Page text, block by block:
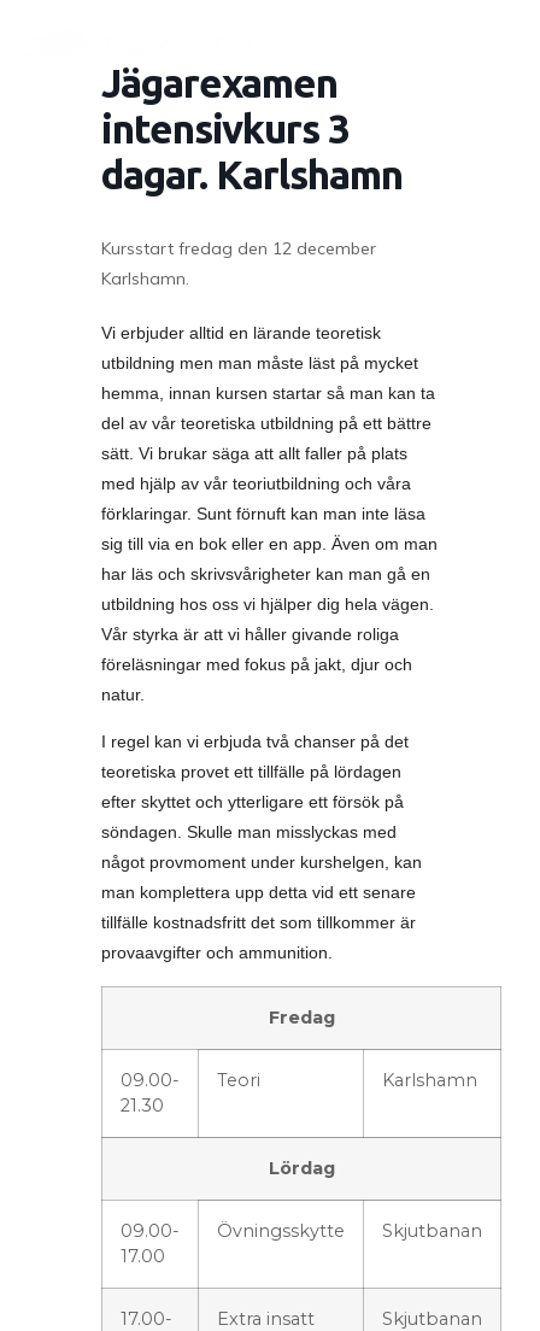
Jägarexamen
intensivkurs 3
dagar. Karlshamn
Kursstart fredag den 12 december
Karlshamn.
Vi erbjuder alltid en lärande teoretisk
utbildning men man måste läst på mycket
hemma, innan kursen startar så man kan ta
del av vår teoretiska utbildning på ett bättre
sätt. Vi brukar säga att allt faller på plats
med hjälp av vår teoriutbildning och våra
förklaringar. Sunt förnuft kan man inte läsa
sig till via en bok eller en app. Även om man
har läs och skrivsvårigheter kan man gå en
utbildning hos oss vi hjälper dig hela vägen.
Vår styrka är att vi håller givande roliga
föreläsningar med fokus på jakt, djur och
natur.
I regel kan vi erbjuda två chanser på det
teoretiska provet ett tillfälle på lördagen
efter skyttet och ytterligare ett försök på
söndagen. Skulle man misslyckas med
något provmoment under kurshelgen, kan
man komplettera upp detta vid ett senare
tillfälle kostnadsfritt det som tillkommer är
provaavgifter och ammunition.
Fredag
09.00-
21.30
Teori Karlshamn
Lördag
09.00-
17.00
Övningsskytte Skjutbanan
17.00-
Extra insatt
Skjutbanan